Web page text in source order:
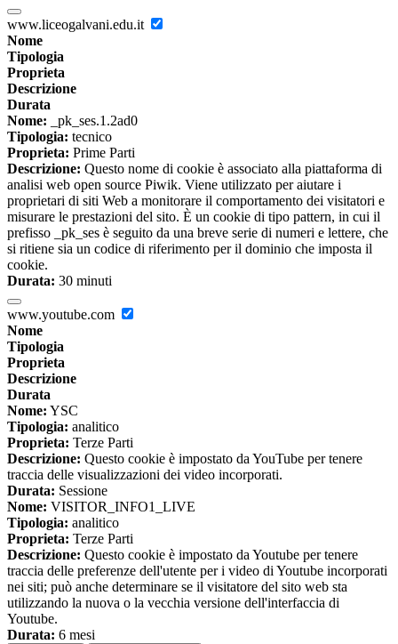
www.liceogalvani.edu.it
Nome
Tipologia
Proprieta
Descrizione
Durata
Nome: _pk_ses.1.2ad0
Tipologia: tecnico
Proprieta: Prime Parti
Descrizione: Questo nome di cookie è associato alla piattaforma di
analisi web open source Piwik. Viene utilizzato per aiutare i
proprietari di siti Web a monitorare il comportamento dei visitatori e
misurare le prestazioni del sito. È un cookie di tipo pattern, in cui il
prefisso _pk_ses è seguito da una breve serie di numeri e lettere, che
si ritiene sia un codice di riferimento per il dominio che imposta il
cookie.
Durata: 30 minuti
www.youtube.com
Nome
Tipologia
Proprieta
Descrizione
Durata
Nome: YSC
Tipologia: analitico
Proprieta: Terze Parti
Descrizione: Questo cookie è impostato da YouTube per tenere
traccia delle visualizzazioni dei video incorporati.
Durata: Sessione
Nome: VISITOR_INFO1_LIVE
Tipologia: analitico
Proprieta: Terze Parti
Descrizione: Questo cookie è impostato da Youtube per tenere
traccia delle preferenze dell'utente per i video di Youtube incorporati
nei siti; può anche determinare se il visitatore del sito web sta
utilizzando la nuova o la vecchia versione dell'interfaccia di
Youtube.
Durata: 6 mesi